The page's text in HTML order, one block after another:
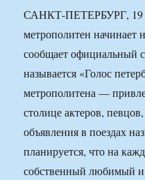
САНКТ-ПЕТЕРБУРГ, 19
метрополитен
сообщает официальный
называется «Голос
метрополитена —
столице актеров,
объявления в поездах
планируется, что на
собственный любимый и